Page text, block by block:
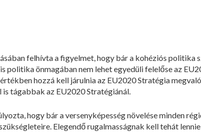
felhívta a figyelmet, hogy bár a kohéziós politika
politika önmagában nem lehet egyedüli felelőse az
hozzá kell járulnia az EU2020 Stratégia
tágabbak az EU2020 Stratégiánál.
hogy bár a versenyképesség növelése minden
Elegendő rugalmasságnak kell tehát